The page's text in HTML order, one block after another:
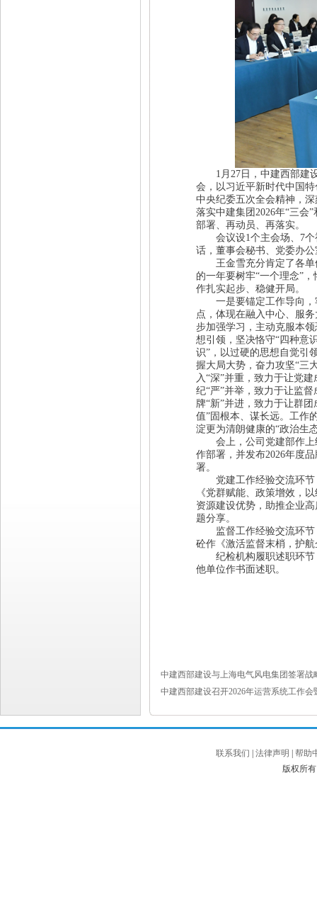
1月27日，中建西部建设
会，以习近平新时代中国
中央纪委五次全会精神，
落实中建集团2026年“三会
部署、再动员、再落实。
会议设1个主会场、7个
话，董事会秘书、党委办
王金雪充分肯定了各单
的一年要树牢“一个理念”
作扎实起步、稳健开局。
一是要锚定工作导向，
点，体现在融入中心、服
步加强学习，主动克服本
想引领，坚决恪守“四种意
识”，以过硬的思想自觉引
握大局大势，奋力攻坚“三
入“深”并重，致力于让党
纪“严”并举，致力于让监
牌“新”并进，致力于让群
值”固根本、谋长远。 工作
淀更为清朗健康的“政治生
会上，公司党建部作上
作部署，并发布2026年度
署。
党建工作经验交流环节
《党群赋能、政策增效，
资源建设优势，助推企业
题分享。
监督工作经验交流环节
砼作《激活监督末梢，护
纪检机构履职述职环节
他单位作书面述职。
中建西部建设与上海电气风电集团签署战
中建西部建设召开2026年运营系统工作会
联系我们 法律声明
帮助
版权所